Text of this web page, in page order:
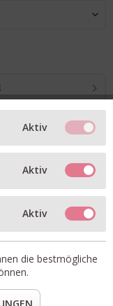
40%
Aktiv
Aktiv
Aktiv
die bestmögliche